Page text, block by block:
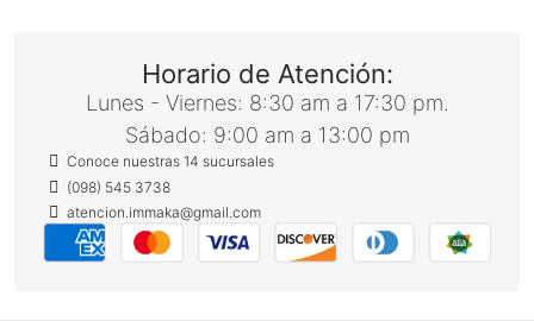
Horario de Atención:
Lunes - Viernes: 8:30 am a 17:30 pm.
Sábado: 9:00 am a 13:00 pm
Conoce nuestras 14 sucursales
(098) 545 3738
atencion.immaka@gmail.com